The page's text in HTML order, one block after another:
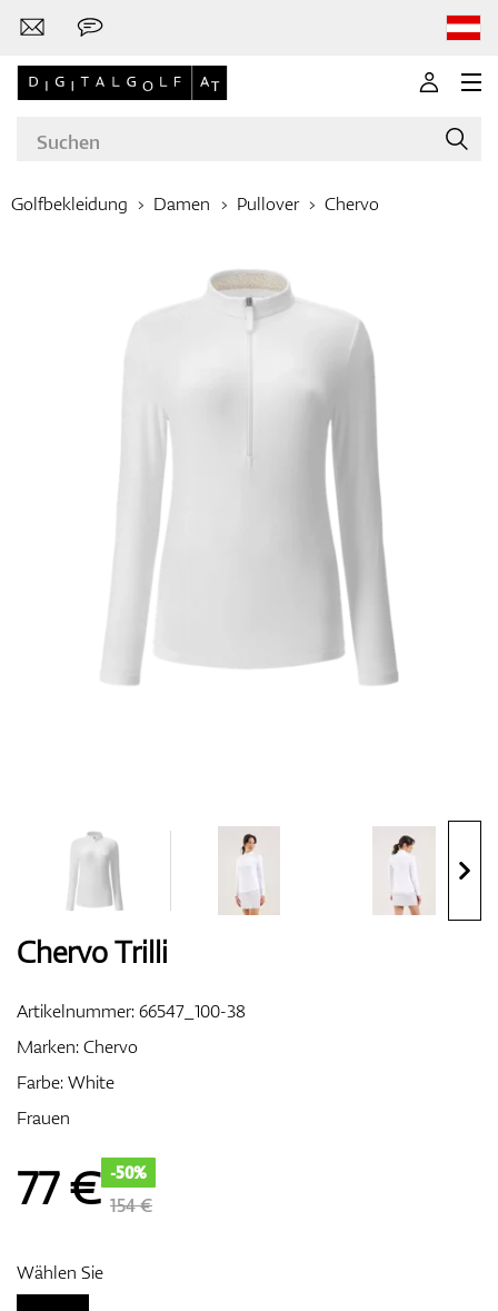
Schuhe
Bags
Entfernungsmesser & GPS
Golfbekleidung Damen Pullover Chervo
Chervo Trilli
Artikelnummer:66547_100-38
Marken:Chervo
Farbe: White
Frauen
77€ -50%
154 €
Wählen Sie